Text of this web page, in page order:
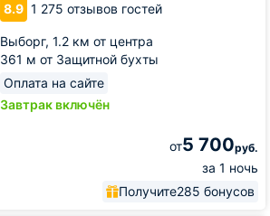
8.9 1 275 отзывов гостей
Выборг, 1.2 км от центра
361 м от Защитной бухты
Оплата на сайте
Завтрак включён
от5 700руб.
за 1 ночь
Получите285 бонусов